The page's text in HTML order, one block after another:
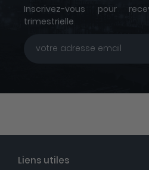
Inscrivez-vous pour
trimestrielle
Liens utiles